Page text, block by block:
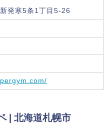
発寒5条1丁目5-26
| 北海道札幌市